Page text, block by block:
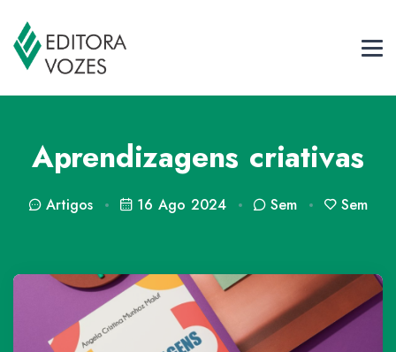
Aprendizagens criativas
Artigos 16 Ago 2024 Sem Sem